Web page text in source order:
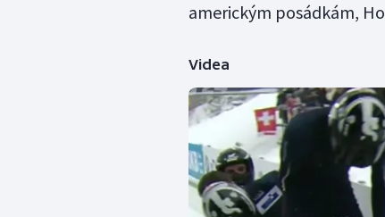
americkým posádkám,
Videa